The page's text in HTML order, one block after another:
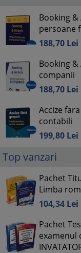
Booking
persoane
188,70 Lei
Booking
companii
188,70 Lei
Accize
contabili
199,80 Lei
Top vanzari
Pachet
Limba
104,34 Lei
Pachet
examenul